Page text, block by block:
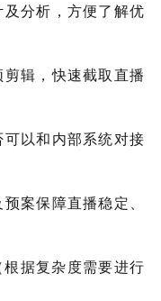
分析，方便了解优
剪辑，快速截取直播
可以和内部系统对接
案保障直播稳定、
根据复杂度需要进行